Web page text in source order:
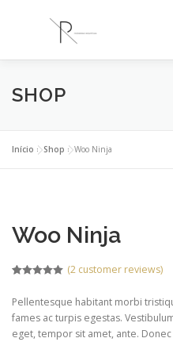
PR ENGENHARIA
BLOG CONTACTOS
SHOP
Início »Shop »Woo Ninja
Woo Ninja
based on
customer
rating
(2 customer reviews)
Pellentesque habitant morbi
fames ac turpis egestas.
eget, tempor sit amet, ante.